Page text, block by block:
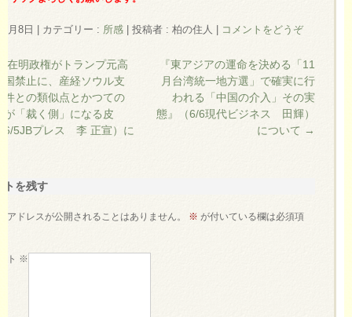
月8日 | カテゴリー : 所感 | 投稿者 : 柏の住人 | コメントをどうぞ
在明政権がトランプ元高
国禁止に、産経ソウル支
件との類似点とかつての
が「裁く側」になる皮
6/5JBプレス 李 正宣）に
『東アジアの運命を決める「11
月台湾統一地方選」で確実に行
われる「中国の介入」その実
態』（6/6現代ビジネス 田輝）
について →
トを残す
アドレスが公開されることはありません。 ※ が付いている欄は必須項
ト ※